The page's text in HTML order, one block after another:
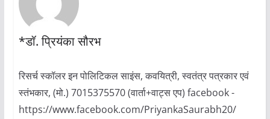
*डॉ. प्रियंका सौरभ
रिसर्च स्कॉलर इन पोलिटिकल साइंस, कवयित्री, स्वतंत्र पत्रकार एवं
स्तंभकार, (मो.) 7015375570 (वार्ता+वाट्स एप) facebook -
https://www.facebook.com/PriyankaSaurabh20/